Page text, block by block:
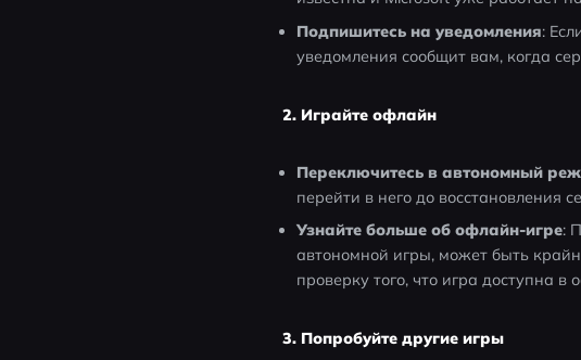
Подпишитесь на уведомления:
уведомления сообщит вам, когда
2. Играйте офлайн
Переключитесь в автономный
перейти в него до восстановления
Узнайте больше об офлайн-игре:
автономной игры, может быть
проверку того, что игра доступна
3. Попробуйте другие игры